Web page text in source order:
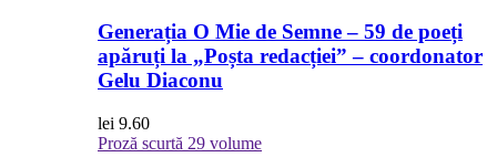
Generația O Mie de Semne – 59 de poeți
apăruți la „Poșta redacției” – coordonator
Gelu Diaconu
lei 9.60
Proză scurtă 29 volume